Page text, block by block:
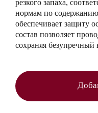
резкого запаха,
нормам по
обеспечивает защиту
состав позволяет
сохраняя безупречный